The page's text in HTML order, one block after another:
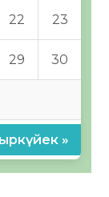
22 23
29 30
»